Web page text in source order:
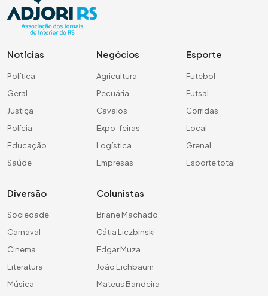
Notícias
Política
Geral
Justiça
Polícia
Educação
Saúde
Negócios
Agricultura
Pecuária
Cavalos
Expo-feiras
Logística
Empresas
Esporte
Futebol
Futsal
Corridas
Local
Grenal
Esporte total
Diversão
Sociedade
Carnaval
Cinema
Literatura
Música
Colunistas
Briane Machado
Cátia Liczbinski
Edgar Muza
João Eichbaum
Mateus Bandeira